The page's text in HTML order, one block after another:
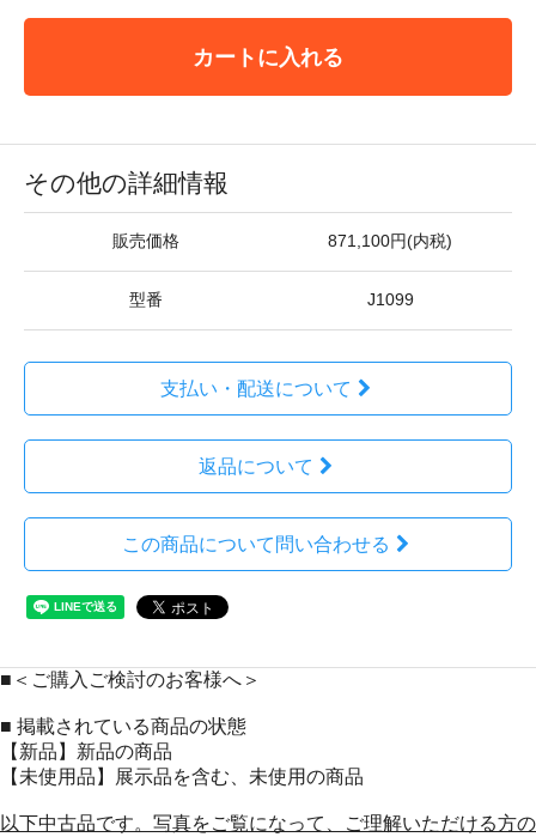
カートに入れる
その他の詳細情報
販売価格 871,100円(内税)
型番 J1099
支払い・配送について
返品について
この商品について問い合わせる
■＜ご購入ご検討のお客様へ＞
■ 掲載されている商品の状態
【新品】新品の商品
【未使用品】展示品を含む、未使用の商品
以下中古品です。写真をご覧になって、ご理解いただける方の